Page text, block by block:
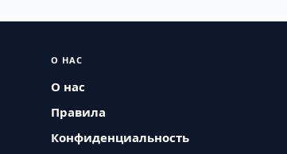
О НАС
О нас
Правила
Конфиденциальность